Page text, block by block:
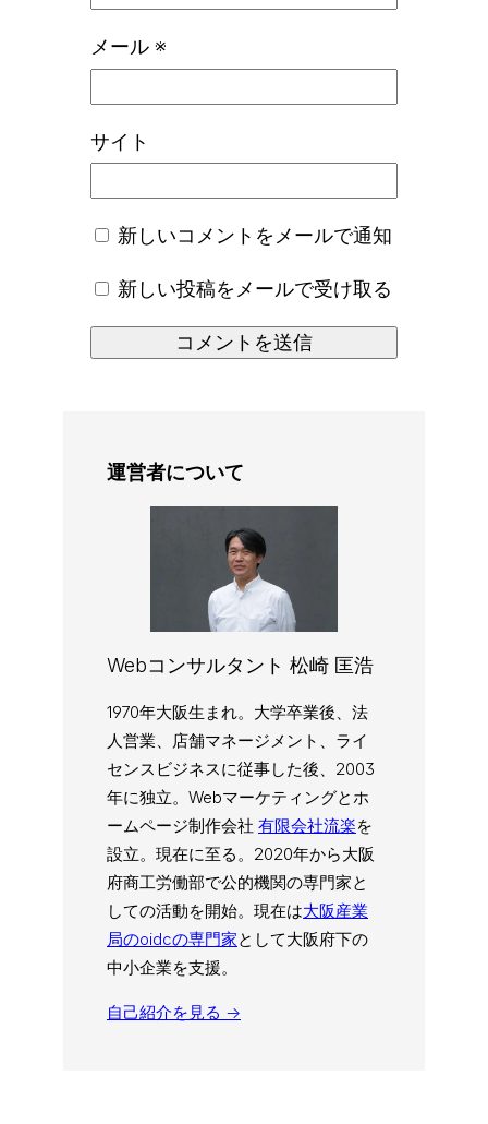
メール ※
サイト
新しいコメントをメールで通知
新しい投稿をメールで受け取る
運営者について
Webコンサルタント 松崎 匡浩
1970年大阪生まれ。大学卒業後、法
人営業、店舗マネージメント、ライ
センスビジネスに従事した後、2003
年に独立。Webマーケティングとホ
ームページ制作会社 有限会社流楽を
設立。現在に至る。2020年から大阪
府商工労働部で公的機関の専門家と
しての活動を開始。現在は大阪産業
局のoidcの専門家として大阪府下の
中小企業を支援。
自己紹介を見る →